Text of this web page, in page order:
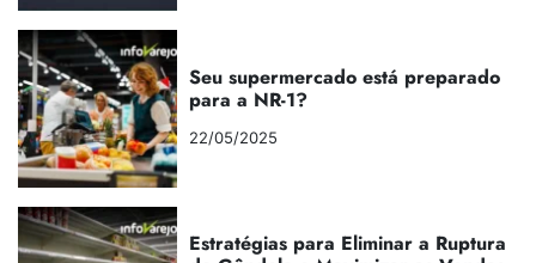
Seu supermercado está preparado
para a NR-1?
22/05/2025
Estratégias para Eliminar a Ruptura